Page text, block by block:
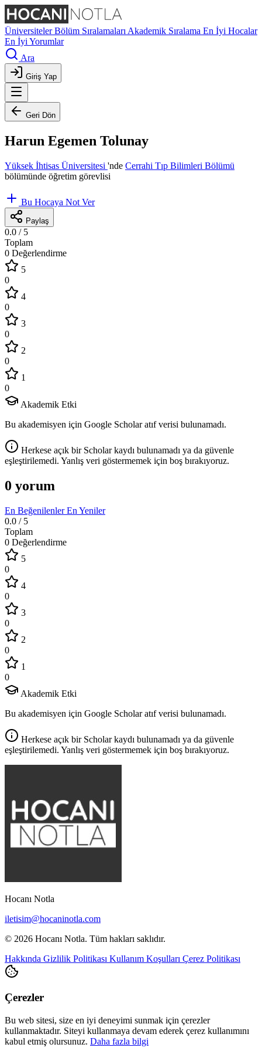
ÜniversitelerBölüm Sıralamaları Akademik Sıralama En İyi Hocalar
En İyi Yorumlar
Ara
Giriş Yap
Geri Dön
Harun Egemen Tolunay
Yüksek İhtisas Üniversitesi 'nde Cerrahi Tıp Bilimleri Bölümü
bölümünde öğretim görevlisi
Bu Hocaya Not Ver
Paylaş
0.0 / 5
Toplam
0 Değerlendirme
5
0
4
0
3
0
2
0
1
0
Akademik Etki
Bu akademisyen için Google Scholar atıf verisi bulunamadı.
Herkese açık bir Scholar kaydı bulunamadı ya da güvenle
eşleştirilemedi. Yanlış veri göstermemek için boş bırakıyoruz.
0 yorum
En BeğenilenlerEn Yeniler
0.0 / 5
Toplam
0 Değerlendirme
5
0
4
0
3
0
2
0
1
0
Akademik Etki
Bu akademisyen için Google Scholar atıf verisi bulunamadı.
Herkese açık bir Scholar kaydı bulunamadı ya da güvenle
eşleştirilemedi. Yanlış veri göstermemek için boş bırakıyoruz.
Hocanı Notla
iletisim@hocaninotla.com
© 2026 Hocanı Notla. Tüm hakları saklıdır.
Hakkında Gizlilik Politikası Kullanım Koşulları Çerez Politikası
Çerezler
Bu web sitesi, size en iyi deneyimi sunmak için çerezler
kullanmaktadır. Siteyi kullanmaya devam ederek çerez kullanımını
kabul etmiş olursunuz. Daha fazla bilgi